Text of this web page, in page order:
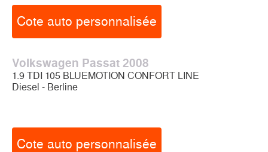
Cote auto personnalisée
Volkswagen Passat 2008
1.9 TDI 105 BLUEMOTION CONFORT LINE
Diesel - Berline
Cote auto personnalisée